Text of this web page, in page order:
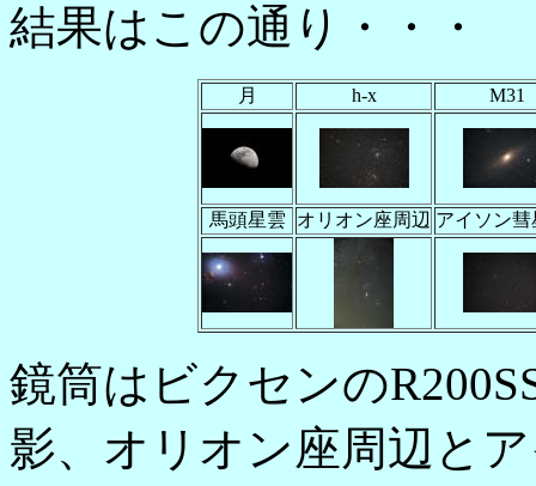
結果はこの通り・・・
月 h-x M31
馬頭星雲 オリオン座周辺 アイソン彗
鏡筒はビクセンの
影、オリオン座周辺と